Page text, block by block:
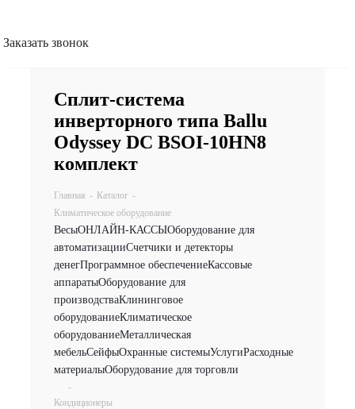
Заказать звонок
Сплит-система
инверторного типа Ballu
Odyssey DC BSOI-10HN8
комплект
Главная - Каталог -
Климатическое оборудование
ВесыОНЛАЙН-КАССЫОборудование для
автоматизацииСчетчики и детекторы
денегПрограммное обеспечениеКассовые
аппаратыОборудование для
производстваКлининговое
оборудованиеКлиматическое
оборудованиеМеталлическая
мебельСейфыОхранные системыУслугиРасходные
материалыОборудование для торговли
-
Кондиционеры